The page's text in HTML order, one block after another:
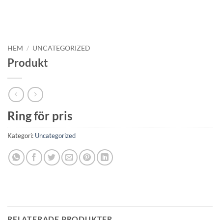
HEM / UNCATEGORIZED
Produkt
Ring för pris
Kategori: Uncategorized